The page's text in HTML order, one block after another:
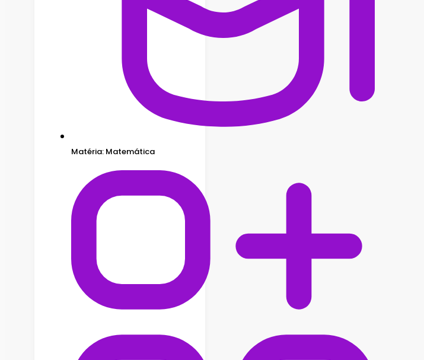
Matéria: Matemática